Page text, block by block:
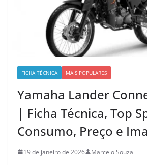
FICHA TÉCNICA MAIS POPULARES
Yamaha Lander
| Ficha Técnica, Top
Consumo, Preço e
19 de janeiro de 2026 Marcelo Souza